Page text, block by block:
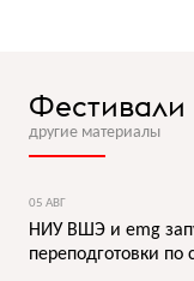
Фестивали
другие материалы
05 АВГ
НИУ ВШЭ и emg
переподготовки